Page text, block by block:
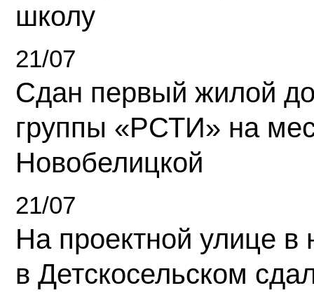
школу
21/07
Сдан первый жилой
группы «РСТИ» на
Новобелицкой
21/07
На проектной улице
в Детскосельском